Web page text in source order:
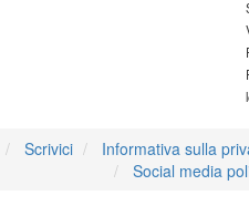
Scrivici
Informativa sulla
Social media